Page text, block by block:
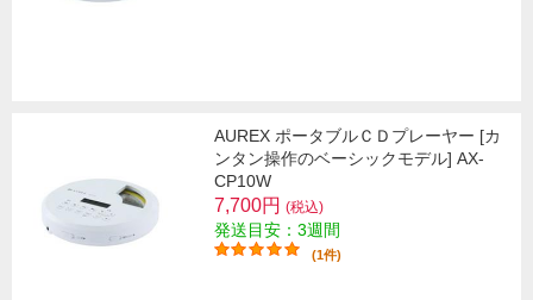
AUREX ポータブルＣＤプレーヤー [カ
ンタン操作のベーシックモデル] AX-
CP10W
7,700円 (税込)
発送目安：3週間
(1件)